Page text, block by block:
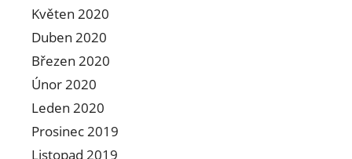
Květen 2020
Duben 2020
Březen 2020
Únor 2020
Leden 2020
Prosinec 2019
Listopad 2019